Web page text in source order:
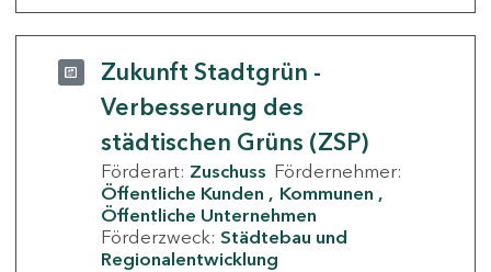
Zukunft Stadtgrün -
Verbesserung des
städtischen Grüns (ZSP)
Förderart: Zuschuss Fördernehmer:
Öffentliche Kunden
Kommunen
Öffentliche Unternehmen
Förderzweck: Städtebau und
Regionalentwicklung